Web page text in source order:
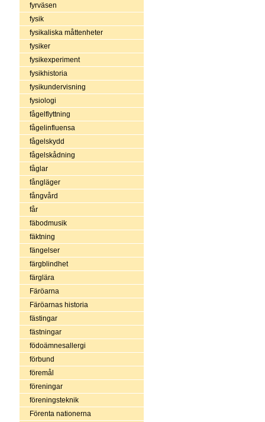
fyrväsen
fysik
fysikaliska måttenheter
fysiker
fysikexperiment
fysikhistoria
fysikundervisning
fysiologi
fågelflyttning
fågelinfluensa
fågelskydd
fågelskådning
fåglar
fångläger
fångvård
får
fäbodmusik
fäktning
fängelser
färgblindhet
färglära
Färöarna
Färöarnas historia
fästingar
fästningar
födoämnesallergi
förbund
föremål
föreningar
föreningsteknik
Förenta nationerna